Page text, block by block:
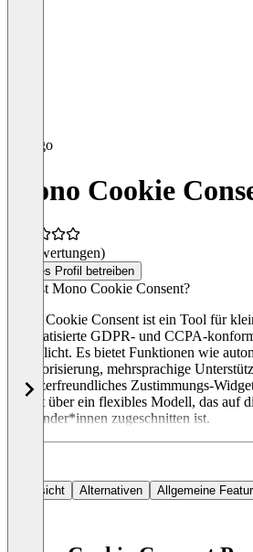
Mono Cookie
(0 Bewertungen)
Dieses Profil betreiben
Was ist Mono Cookie Consent?
Mono Cookie Consent ist ein Tool für
automatisierte GDPR- und CCPA-
ermöglicht. Es bietet Funktionen wie
Kategorisierung, mehrsprachige
benutzerfreundliches Zustimmungs-
erfolgt über ein flexibles Modell, das auf
Anwender*innen zugeschnitten ist.
Übersicht Alternativen Allgemeine